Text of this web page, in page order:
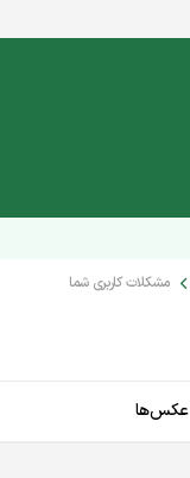
مشکلات کاربری شما
عکس‌ها